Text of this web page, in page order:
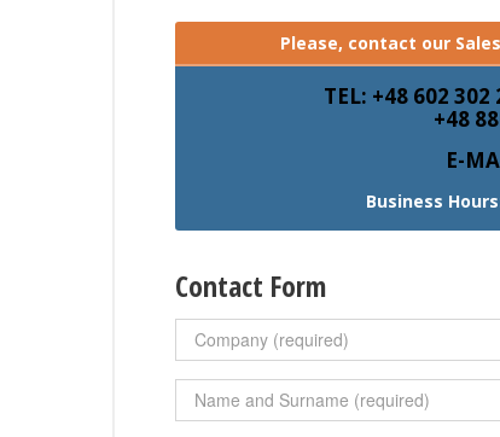
Please, contact our
TEL: +48 602
+48
E-
Business
Contact Form